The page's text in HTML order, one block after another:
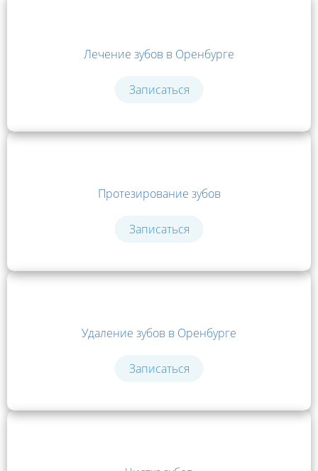
Лечение зубов в Оренбурге
Записаться
Протезирование зубов
Записаться
Удаление зубов в Оренбурге
Записаться